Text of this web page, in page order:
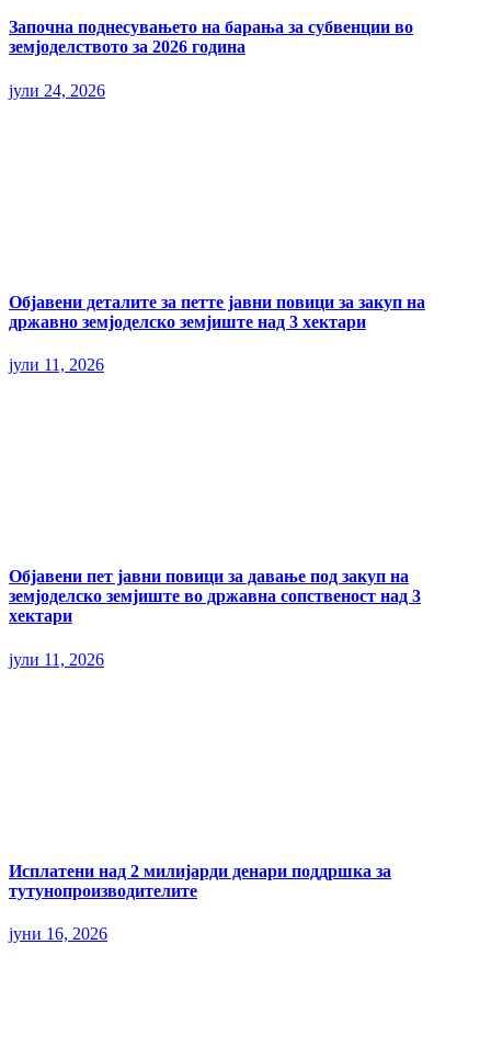
Започна поднесувањето на барања за субвенции во
земјоделството за 2026 година
јули 24, 2026
Објавени деталите за петте јавни повици за закуп на
државно земјоделско земјиште над 3 хектари
јули 11, 2026
Објавени пет јавни повици за давање под закуп на
земјоделско земјиште во државна сопственост над 3
хектари
јули 11, 2026
Исплатени над 2 милијарди денари поддршка за
тутунопроизводителите
јуни 16, 2026